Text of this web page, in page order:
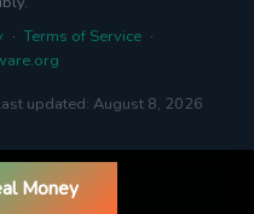
· Terms of Service ·
updated: August 8, 2026
Money